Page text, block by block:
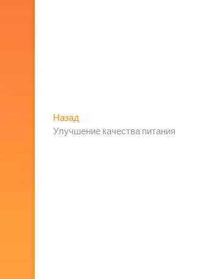
Навигация
по
Назад
запись:
Улучшение качества питания